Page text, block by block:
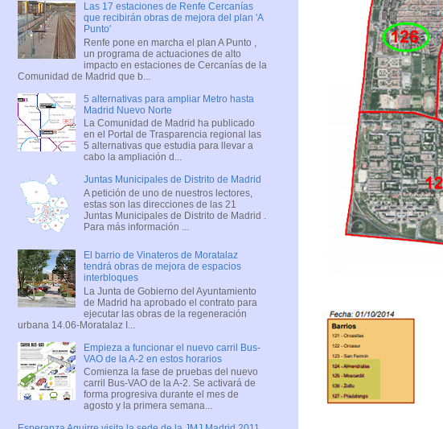
Las 17 estaciones de Renfe Cercanías
que recibirán obras de mejora del plan 'A
Punto'
Renfe pone en marcha el plan A Punto ,
un programa de actuaciones de alto
impacto en estaciones de Cercanías de la
Comunidad de Madrid que b...
5 alternativas para ampliar Metro hasta
Madrid Nuevo Norte
La Comunidad de Madrid ha publicado
en el Portal de Trasparencia regional las
5 alternativas que estudia para llevar a
cabo la ampliación d...
Juntas Municipales de Distrito de Madrid
A petición de uno de nuestros lectores,
estas son las direcciones de las 21
Juntas Municipales de Distrito de Madrid .
Para más información ...
El barrio de Vinateros de Moratalaz
tendrá obras de mejora de espacios
interbloques
La Junta de Gobierno del Ayuntamiento
de Madrid ha aprobado el contrato para
ejecutar las obras de la regeneración
urbana 14.06-Moratalaz I...
Empieza a funcionar el nuevo carril Bus-
VAO de la A-2 en estos horarios
Comienza la fase de pruebas del nuevo
carril Bus-VAO de la A-2. Se activará de
forma progresiva durante el mes de
agosto y la primera semana...